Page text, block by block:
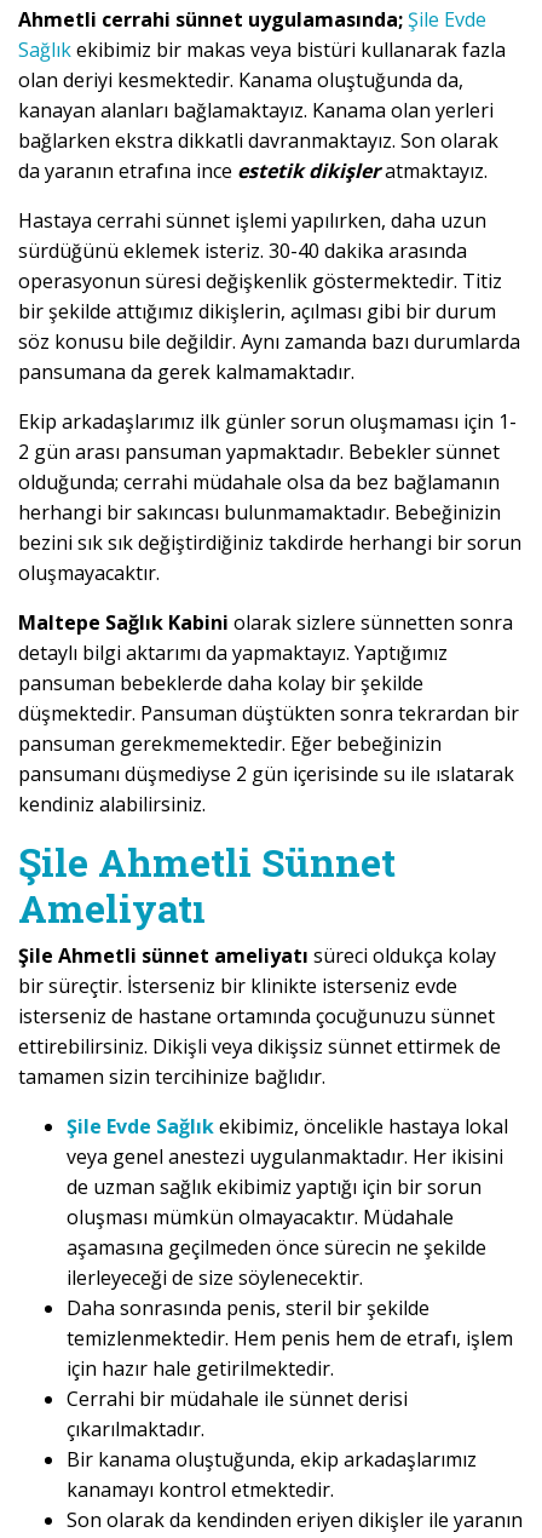
Ahmetli cerrahi sünnet uygulamasında;Şile Evde
Sağlıkekibimiz bir makas veya bistüri kullanarak fazla
olan deriyi kesmektedir. Kanama oluştuğunda da,
kanayan alanları bağlamaktayız. Kanama olan yerleri
bağlarken ekstra dikkatli davranmaktayız. Son olarak
da yaranın etrafına ince estetik dikişleratmaktayız.
Hastaya cerrahi sünnet işlemi yapılırken, daha uzun
sürdüğünü eklemek isteriz. 30-40 dakika arasında
operasyonun süresi değişkenlik göstermektedir. Titiz
bir şekilde attığımız dikişlerin, açılması gibi bir durum
söz konusu bile değildir. Aynı zamanda bazı durumlarda
pansumana da gerek kalmamaktadır.
Ekip arkadaşlarımız ilk günler sorun oluşmaması için 1-
2 gün arası pansuman yapmaktadır. Bebekler sünnet
olduğunda; cerrahi müdahale olsa da bez bağlamanın
herhangi bir sakıncası bulunmamaktadır. Bebeğinizin
bezini sık sık değiştirdiğiniz takdirde herhangi bir sorun
oluşmayacaktır.
Maltepe Sağlık Kabini olarak sizlere sünnetten sonra
detaylı bilgi aktarımı da yapmaktayız. Yaptığımız
pansuman bebeklerde daha kolay bir şekilde
düşmektedir. Pansuman düştükten sonra tekrardan bir
pansuman gerekmemektedir. Eğer bebeğinizin
pansumanı düşmediyse 2 gün içerisinde su ile ıslatarak
kendiniz alabilirsiniz.
Şile Ahmetli Sünnet
Ameliyatı
Şile Ahmetli sünnet ameliyatı süreci oldukça kolay
bir süreçtir. İsterseniz bir klinikte isterseniz evde
isterseniz de hastane ortamında çocuğunuzu sünnet
ettirebilirsiniz. Dikişli veya dikişsiz sünnet ettirmek de
tamamen sizin tercihinize bağlıdır.
Şile Evde Sağlıkekibimiz, öncelikle hastaya lokal
veya genel anestezi uygulanmaktadır. Her ikisini
de uzman sağlık ekibimiz yaptığı için bir sorun
oluşması mümkün olmayacaktır. Müdahale
aşamasına geçilmeden önce sürecin ne şekilde
ilerleyeceği de size söylenecektir.
Daha sonrasında penis, steril bir şekilde
temizlenmektedir. Hem penis hem de etrafı, işlem
için hazır hale getirilmektedir.
Cerrahi bir müdahale ile sünnet derisi
çıkarılmaktadır.
Bir kanama oluştuğunda, ekip arkadaşlarımız
kanamayı kontrol etmektedir.
Son olarak da kendinden eriyen dikişler ile yaranın